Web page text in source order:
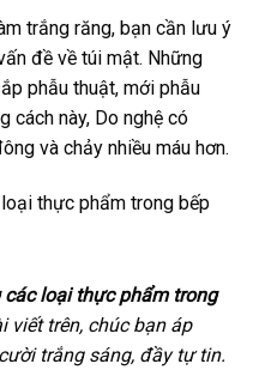
trắng răng, bạn cần lưu ý
đề về túi mật. Những
phẫu thuật, mới phẫu
cách này, Do nghệ có
và chảy nhiều máu hơn.
loại thực phẩm trong
trên, chúc bạn áp
trắng sáng, đầy tự tin.